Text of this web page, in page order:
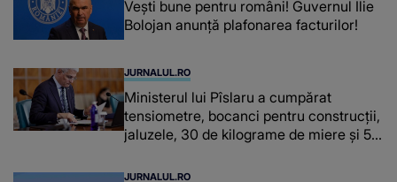
Vești bune pentru români! Guvernul Ilie
Bolojan anunță plafonarea facturilor!
JURNALUL.RO
Ministerul lui Pîslaru a cumpărat
tensiometre, bocanci pentru construcții,
jaluzele, 30 de kilograme de miere și 50
JURNALUL.RO